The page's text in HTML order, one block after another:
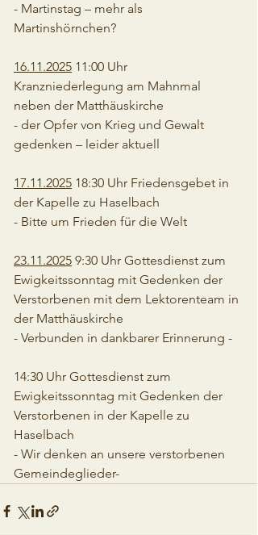
- Martinstag – mehr als
Martinshörnchen?
16.11.2025 11:00 Uhr
Kranzniederlegung am Mahnmal
neben der Matthäuskirche
- der Opfer von Krieg und Gewalt
gedenken – leider aktuell
17.11.2025 18:30 Uhr Friedensgebet in
der Kapelle zu Haselbach
- Bitte um Frieden für die Welt
23.11.2025 9:30 Uhr Gottesdienst zum
Ewigkeitssonntag mit Gedenken der
Verstorbenen mit dem Lektorenteam in
der Matthäuskirche
- Verbunden in dankbarer Erinnerung -
14:30 Uhr Gottesdienst zum
Ewigkeitssonntag mit Gedenken der
Verstorbenen in der Kapelle zu
Haselbach
- Wir denken an unsere verstorbenen
Gemeindeglieder-